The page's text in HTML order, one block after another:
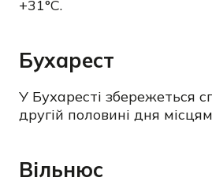
+31°C.
Бухарест
У Бухаресті збережеться
другій половині дня
Вільнюс